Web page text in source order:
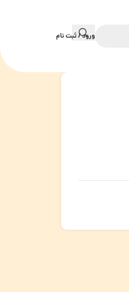
ورود / ثبت نام